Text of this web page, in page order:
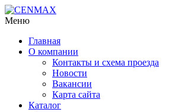
Меню
Главная
О компании
Контакты и схема проезда
Новости
Вакансии
Карта сайта
Каталог